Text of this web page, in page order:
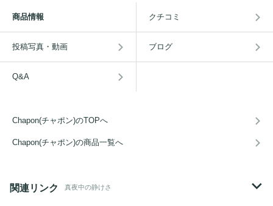
商品情報 クチコミ
投稿写真・動画 ブログ
Q&A
Chapon(チャポン)のTOPへ
Chapon(チャポン)の商品一覧へ
関連リンク 真夜中の静けさ